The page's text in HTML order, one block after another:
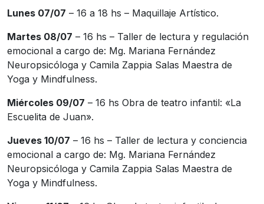
Lunes 07/07 – 16 a 18 hs – Maquillaje Artístico.
Martes 08/07 – 16 hs – Taller de lectura y regulación
emocional a cargo de: Mg. Mariana Fernández
Neuropsicóloga y Camila Zappia Salas Maestra de
Yoga y Mindfulness.
Miércoles 09/07 – 16 hs Obra de teatro infantil: «La
Escuelita de Juan».
Jueves 10/07 – 16 hs – Taller de lectura y conciencia
emocional a cargo de: Mg. Mariana Fernández
Neuropsicóloga y Camila Zappia Salas Maestra de
Yoga y Mindfulness.